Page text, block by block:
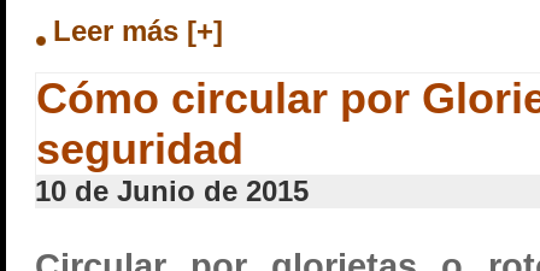
Leer más [+]
Cómo circular por
seguridad
10 de Junio de 2015